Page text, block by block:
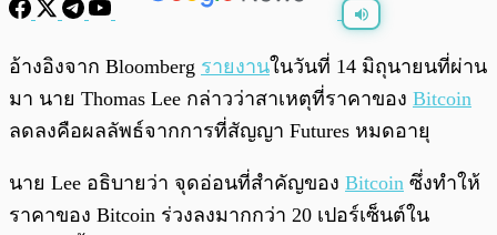
0:00
อ้างอิงจาก Bloomberg รายงานในวันที่ 14 มิถุนายนที่ผ่าน
มา นาย Thomas Lee กล่าวว่าสาเหตุที่ราคาของ Bitcoin
ลดลงคือผลลัพธ์จากการที่สัญญา Futures หมดอายุ
นาย Lee อธิบายว่า จุดอ่อนที่สำคัญของ Bitcoin ซึ่งทำให้
ราคาของ Bitcoin ร่วงลงมากกว่า 20 เปอร์เซ็นต์ใน